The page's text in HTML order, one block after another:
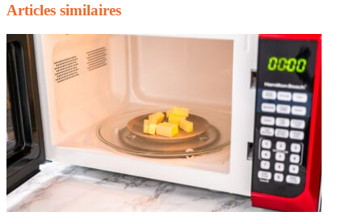
Articles similaires